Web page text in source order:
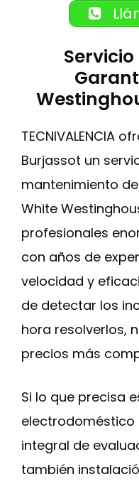
TECNIVALENCIA
Burjassot un
mantenimiento
White
profesionales
con años de
velocidad y
de detectar los
hora resolverlos,
precios más
Si lo que precisa
electrodoméstico
integral de
también